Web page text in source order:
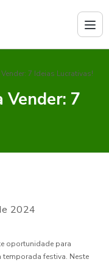
7 Ideias Lucrativas!
Vender: 7
2024
oportunidade para
temporada festiva. Neste